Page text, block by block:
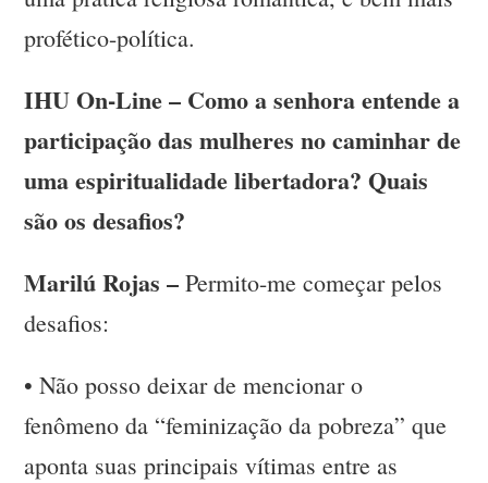
profético-política.
IHU On-Line – Como a senhora entende a
participação das mulheres no caminhar de
uma espiritualidade libertadora? Quais
são os desafios?
Marilú Rojas – Permito-me começar pelos
desafios:
• Não posso deixar de mencionar o
fenômeno da “feminização da pobreza” que
aponta suas principais vítimas entre as